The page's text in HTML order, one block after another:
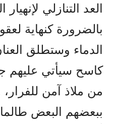
العد التنازلي
بالضرورة کنهاية
الدماء وستطلق
كاسح سيأتي عليهم
من ملاذ آمن
ببعضهم البعض